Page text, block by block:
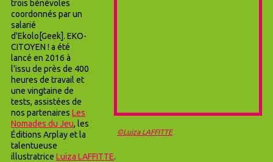
©Luiza LAFFITTE
trois bénévoles
coordonnés par un
salarié
d'Ekolo[Geek]. EKO-
CITOYEN ! a été
lancé en 2016 à
l'issu de près de 400
heures de travail et
une vingtaine de
tests, assistées de
nos partenaires Les
Nomades du Jeu, les
Éditions Arplay et la
talentueuse
illustratrice Luiza LAFFITTE.